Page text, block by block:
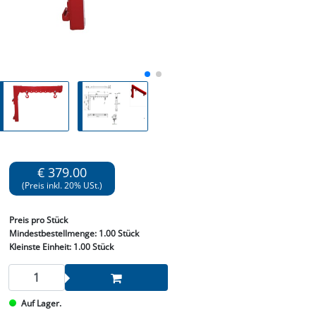
€ 379.00
(Preis inkl. 20% USt.)
Preis pro Stück
Mindestbestellmenge: 1.00 Stück
Kleinste Einheit:1.00 Stück
Auf Lager.